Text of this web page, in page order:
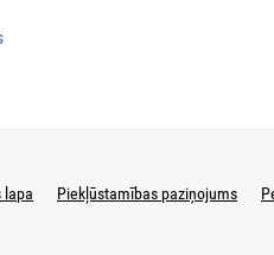
lapa Piekļūstamības paziņojums